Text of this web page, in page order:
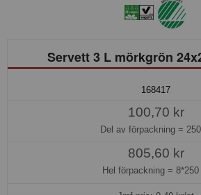
Servett 3 L mörkgrön
168417
100,70 kr
Del av förpackning =
805,60 kr
Hel förpackning =